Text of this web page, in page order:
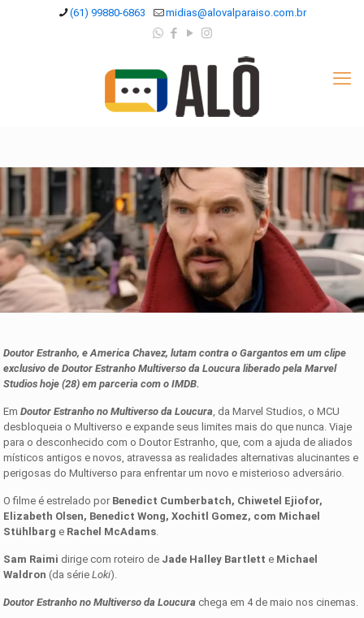
(61) 99880-6863 midias@alovalparaiso.com.br
Doutor Estranho, e America Chavez, lutam contra o Gargantos em um clipe
exclusivo de Doutor Estranho Multiverso da Loucura liberado pela Marvel
Studios hoje (28) em parceria com o IMDB.
EmDoutor Estranho no Multiverso da Loucura, da Marvel Studios, o MCU
desbloqueia o Multiverso e expande seus limites mais do que nunca. Viaje
para o desconhecido com o Doutor Estranho, que, com a ajuda de aliados
místicos antigos e novos, atravessa as realidades alternativas alucinantes e
perigosas do Multiverso para enfrentar um novo e misterioso adversário.
O filme é estrelado por Benedict Cumberbatch, Chiwetel Ejiofor,
Elizabeth Olsen, Benedict Wong, Xochitl Gomez, com Michael
Stühlbarge Rachel McAdams.
Sam Raimi dirige com roteiro de Jade Halley Bartlett e Michael
Waldron (da sérieLoki).
Doutor Estranho no Multiverso da Loucura chega em 4 de maio nos cinemas.